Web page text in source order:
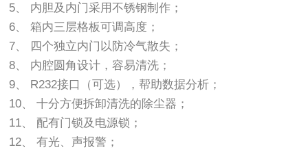
5、 内胆及内门采用不锈钢制作；
6、 箱内三层格板可调高度；
7、 四个独立内门以防冷气散失；
8、 内腔圆角设计，容易清洗；
9、 R232接口（可选），帮助数据分析；
10、 十分方便拆卸清洗的除尘器；
11、 配有门锁及电源锁；
12、 有光、声报警；